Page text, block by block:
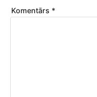
Komentārs *